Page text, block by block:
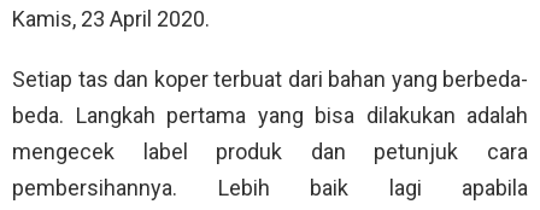
Kamis, 23 April 2020.
Setiap tas dan koper terbuat dari bahan yang berbeda-
beda. Langkah pertama yang bisa dilakukan adalah
mengecek label produk dan petunjuk cara
pembersihannya. Lebih baik lagi apabila